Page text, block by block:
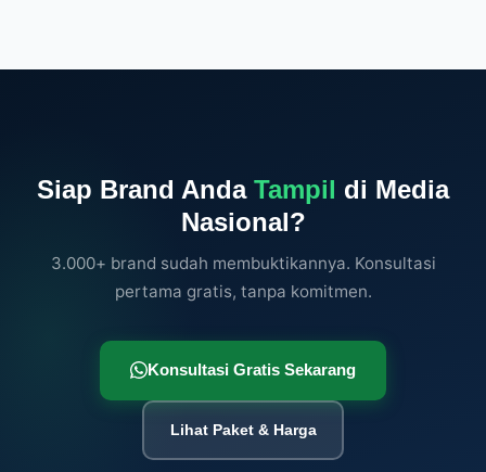
Siap Brand Anda Tampil di Media
Nasional?
3.000+ brand sudah membuktikannya. Konsultasi
pertama gratis, tanpa komitmen.
Konsultasi Gratis Sekarang
Lihat Paket & Harga